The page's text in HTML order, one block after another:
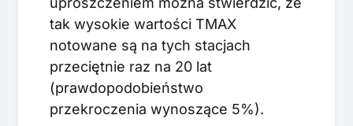
tak wysokie wartości TMAX
notowane są na tych stacjach
przeciętnie raz na 20 lat
(prawdopodobieństwo
przekroczenia wynoszące 5%).